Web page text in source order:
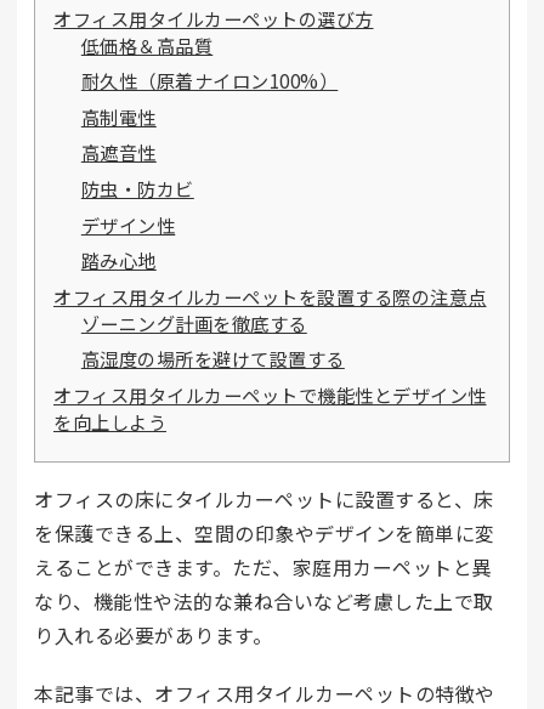
オフィス用タイルカーペットの選び方
低価格＆高品質
耐久性（原着ナイロン100%）
高制電性
高遮音性
防虫・防カビ
デザイン性
踏み心地
オフィス用タイルカーペットを設置する際の注意点
ゾーニング計画を徹底する
高湿度の場所を避けて設置する
オフィス用タイルカーペットで機能性とデザイン性
を向上しよう
オフィスの床にタイルカーペットに設置すると、床
を保護できる上、空間の印象やデザインを簡単に変
えることができます。ただ、家庭用カーペットと異
なり、機能性や法的な兼ね合いなど考慮した上で取
り入れる必要があります。
本記事では、オフィス用タイルカーペットの特徴や